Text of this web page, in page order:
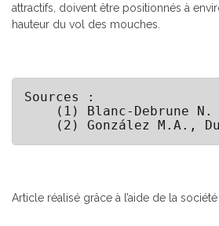
attractifs, doivent être positionnés à
hauteur du vol des mouches.
Sources :
(1) Blanc-Debrune N.
(2) González M.A.,
Article réalisé grâce à l’aide de la société